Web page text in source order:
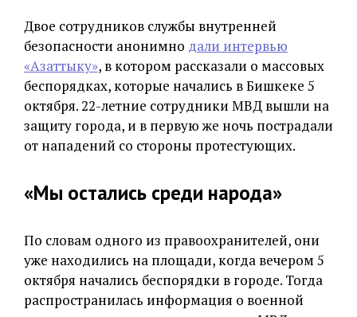
Двое сотрудников службы внутренней
безопасности анонимно дали интервью
«Азаттыку», в котором рассказали о массовых
беспорядках, которые начались в Бишкеке 5
октября. 22-летние сотрудники МВД вышли на
защиту города, и в первую же ночь пострадали
от нападений со стороны протестующих.
«Мы остались среди народа»
По словам одного из правоохранителей, они
уже находились на площади, когда вечером 5
октября начались беспорядки в городе. Тогда
распространилась информация о военной